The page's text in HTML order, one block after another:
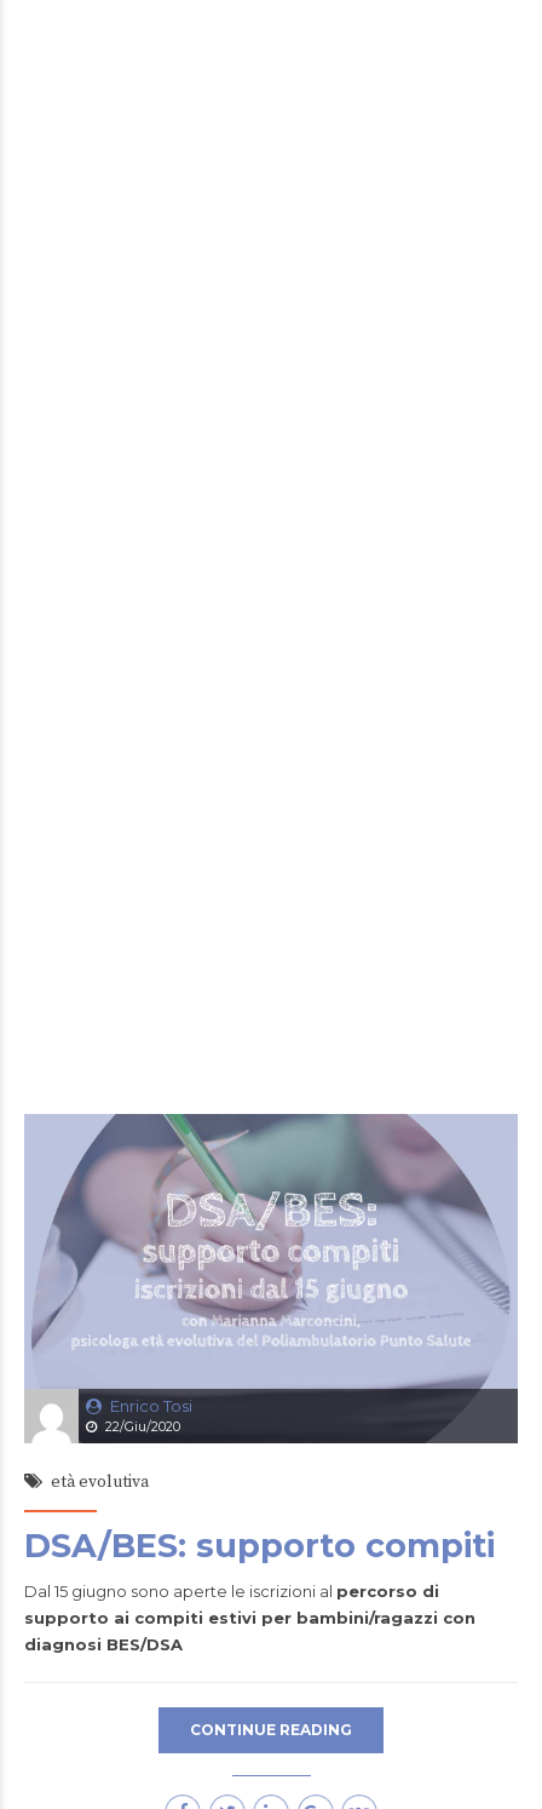
Enrico Tosi
22/Giu/2020
età evolutiva
DSA/BES: supporto compiti
Dal 15 giugno sono aperte le iscrizioni al percorso di
supporto ai compiti estivi per bambini/ragazzi con
diagnosi BES/DSA
CONTINUE READING